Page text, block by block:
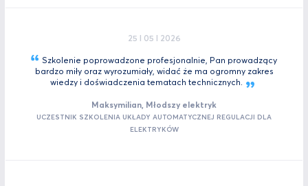
25 I 05 I 2026
Szkolenie poprowadzone profesjonalnie, Pan prowadzący
bardzo miły oraz wyrozumiały, widać że ma ogromny zakres
wiedzy i doświadczenia tematachtechnicznych.
Maksymilian, Młodszy elektryk
UCZESTNIK SZKOLENIA UKŁADY AUTOMATYCZNEJ REGULACJI DLA
ELEKTRYKÓW